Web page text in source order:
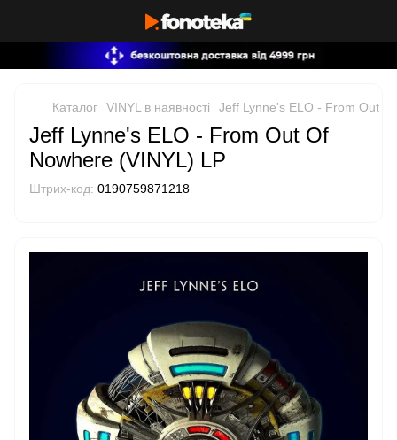
Каталог VINYL в наявності Jeff Lynne's ELO - From Out
Jeff Lynne's ELO - From Out Of
Nowhere (VINYL) LP
Штрих-код: 0190759871218